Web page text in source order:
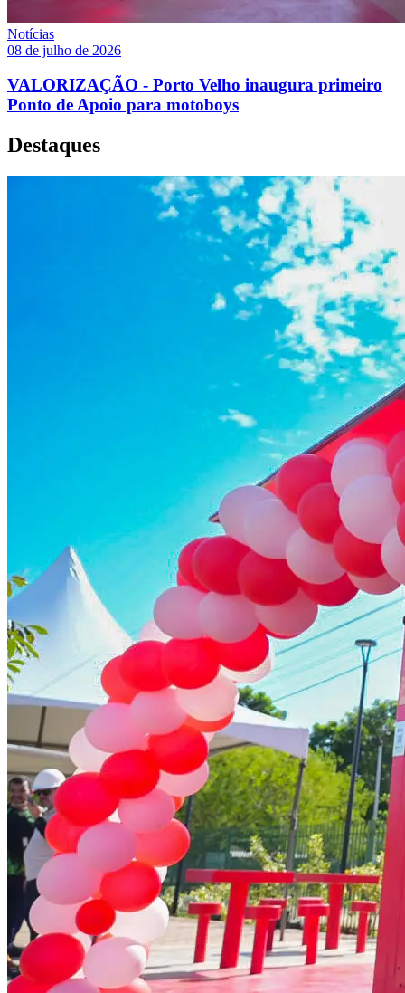
Notícias
08 de julho de 2026
VALORIZAÇÃO - Porto Velho inaugura primeiro
Ponto de Apoio para motoboys
Destaques